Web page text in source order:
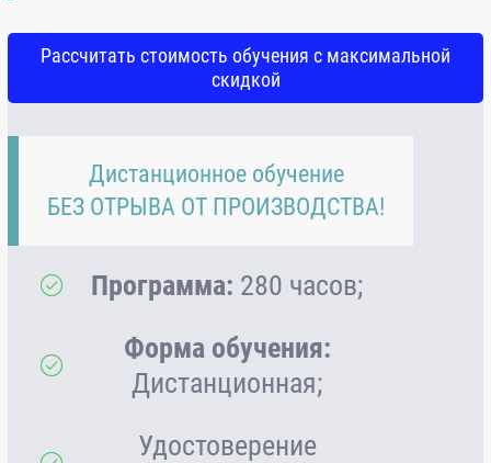
Рассчитать стоимость обучения с максимальной
скидкой
Дистанционное обучение
БЕЗ ОТРЫВА ОТ ПРОИЗВОДСТВА!
Программа: 280 часов;
Форма обучения:
Дистанционная;
Удостоверение